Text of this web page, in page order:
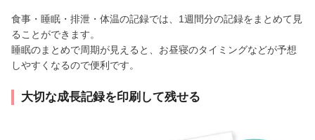
食事・睡眠・排泄・体温の記録では、1週間分の記録をまとめて見
ることができます。
睡眠のまとめで周期が見えると、お昼寝のタイミングなどが予想
しやすくなるので便利です。
大切な成長記録を印刷して残せる